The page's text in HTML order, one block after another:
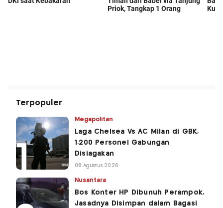
Terpopuler
Megapolitan
Laga Chelsea Vs AC Milan di GBK,
1.200 Personel Gabungan
Disiagakan
08 Agustus 2026
Nusantara
Bos Konter HP Dibunuh Perampok,
Jasadnya Disimpan dalam Bagasi